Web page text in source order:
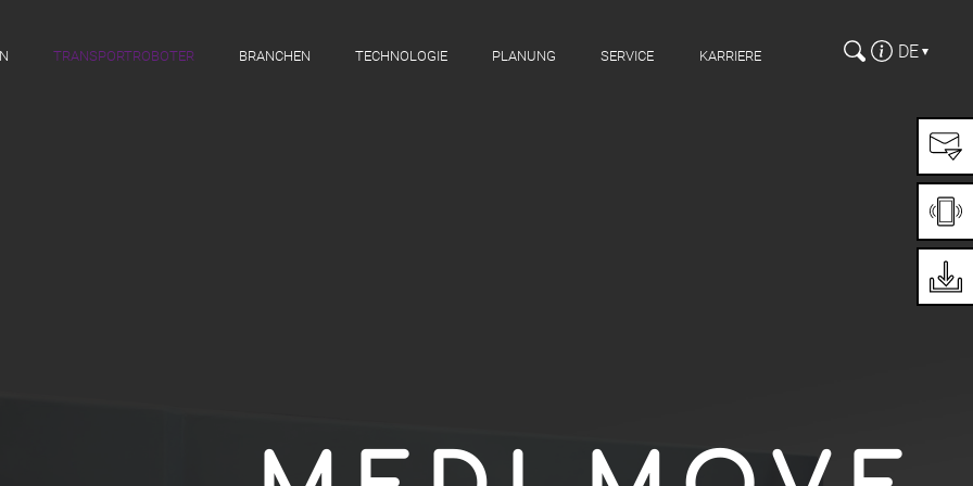
TRANSPORTROBOTER BRANCHEN TECHNOLOGIE PLANUNG SERVICE KARRIERE DE